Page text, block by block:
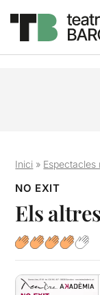
Inici » Espectacles
NO EXIT
Els